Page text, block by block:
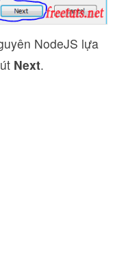
NodeJS lựa
Next.